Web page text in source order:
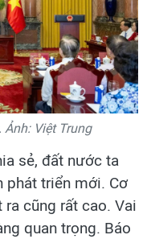
Việt Trung
sẻ, đất nước ta
phát triển mới. Cơ
cũng rất cao. Vai
quan trọng. Báo